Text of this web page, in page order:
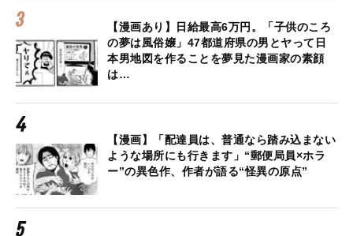
【漫画あり】日給最高6万円。「子供のころ
の夢は風俗嬢」47都道府県の男とヤって日
本男地図を作ることを夢見た漫画家の素顔
は…
【漫画】「配達員は、普通なら踏み込まない
ような場所にも行きます」“郵便局員×ホラ
ー”の異色作、作者が語る“怪異の原点”